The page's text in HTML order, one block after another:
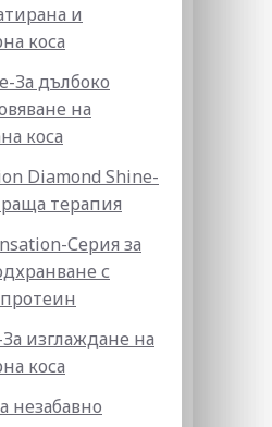
и
коса
За дълбоко
на
коса
Diamond Shine-
терапия
Серия за
с
изглаждане на
коса
незабавно